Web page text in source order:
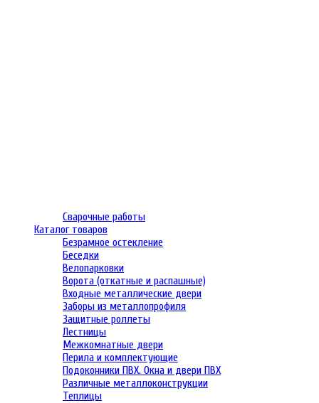
Сварочные работы
Каталог товаров
Безрамное остекление
Беседки
Велопарковки
Ворота (откатные и распашные)
Входные металлические двери
Заборы из металлопрофиля
Защитные роллеты
Лестницы
Межкомнатные двери
Перила и комплектующие
Подоконники ПВХ. Окна и двери ПВХ
Различные металлоконструкции
Теплицы